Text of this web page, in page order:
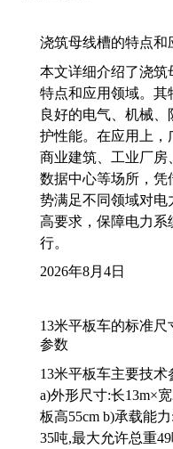
浇筑母线槽的特点和
本文详细介绍了浇筑
特点和应用领域。其
良好的电气、机械、
护性能。在应用上，
商业建筑、工业厂房
数据中心等场所，凭
势满足不同领域对电
高要求，保障电力系
行。
2026年8月4日
13米平板车的标准尺
参数
13米平板车主要技术
a)外形尺寸:长13m×
板高55cm b)承载能
35吨,最大允许总重